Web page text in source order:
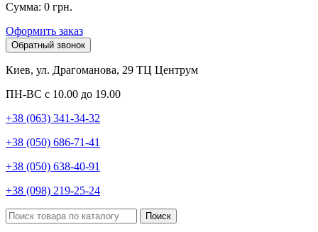
Сумма: 0 грн.
Оформить заказ
Обратный звонок
Киев, ул. Драгоманова, 29 ТЦ Центрум
ПН-ВС с 10.00 до 19.00
+38 (063) 341-34-32
+38 (050) 686-71-41
+38 (050) 638-40-91
+38 (098) 219-25-24
Поиск